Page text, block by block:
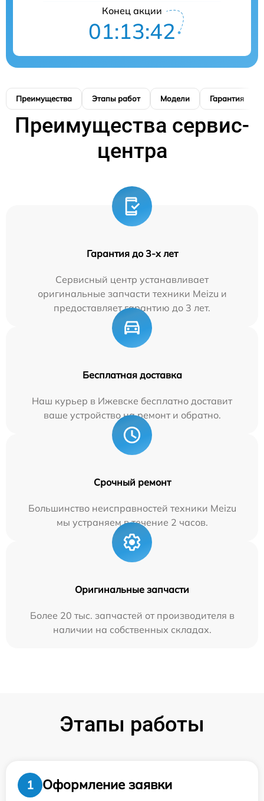
Конец акции
01:13:41
Преимущества Этапы работ Модели Гарантия
Преимущества сервис-
центра
Гарантия до 3-х лет
Сервисный центр устанавливает
оригинальные запчасти техники Meizu и
предоставляет гарантию до 3 лет.
Бесплатная доставка
Наш курьер в Ижевске бесплатно доставит
ваше устройство на ремонт и обратно.
Срочный ремонт
Большинство неисправностей техники Meizu
мы устраняем в течение 2 часов.
Оригинальные запчасти
Более 20 тыс. запчастей от производителя в
наличии на собственных складах.
Этапы работы
1
Оформление заявки